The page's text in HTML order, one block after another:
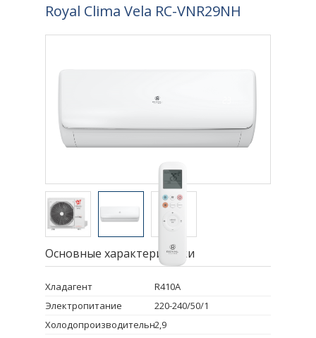
Royal Clima Vela RC-VNR29NH
Основные характеристики
Хладагент
R410A
Электропитание
220-240/50/1
Холодопроизводительность
2,9